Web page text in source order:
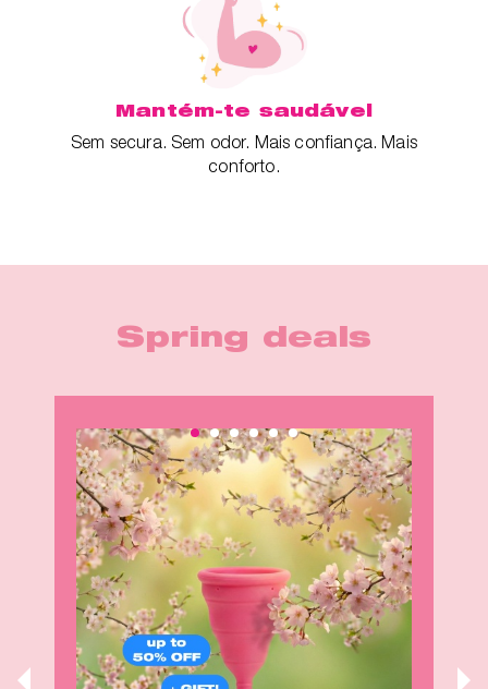
Mantém-te saudável
Sem secura. Sem odor. Mais confiança. Mais
conforto.
Spring deals